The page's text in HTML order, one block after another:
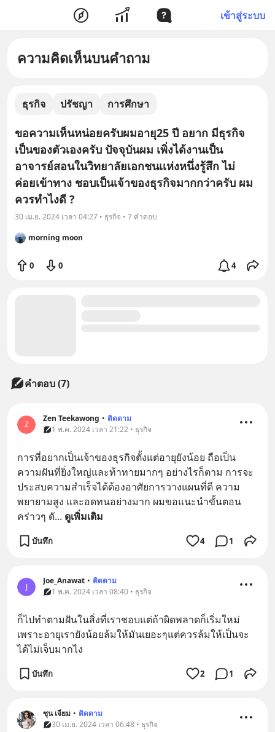
เข้าสู่ระบบ
ความคิดเห็นบนคำถาม
ธุรกิจ ปรัชญา การศึกษา
ขอความเห็นหน่อยครับผมอายุ25 ปี อยาก มีธุรกิจ
เป็นของตัวเองครับ ปัจจุบันผม เพิ่งได้งานเป็น
อาจารย์สอนในวิทยาลัยเอกชนเเห่งหนึ่งรู้สึก ไม่
ค่อยเข้าทาง ชอบเป็นเจ้าของธุรกิจมากกว่าครับ ผม
ควรทำไงดี ?
30 เม.ย. 2024 เวลา 04:27 • ธุรกิจ • 7 คำตอบ
morning moon
0 0 4
คำตอบ (7)
Z
Zen Teekawong • ติดตาม
1 พ.ค. 2024 เวลา 21:22 • ธุรกิจ
การที่อยากเป็นเจ้าของธุรกิจตั้งแต่อายุยังน้อย ถือเป็น
ความฝันที่ยิ่งใหญ่และท้าทายมากๆ อย่างไรก็ตาม การจะ
ประสบความสำเร็จได้ต้องอาศัยการวางแผนที่ดี ความ
พยายามสูง และอดทนอย่างมาก ผมขอแนะนำขั้นตอน
คร่าวๆ ดั... ดูเพิ่มเติม
บันทึก 4 1
J
Joe_Anawat • ติดตาม
1 พ.ค. 2024 เวลา 08:40 • ธุรกิจ
ก็ไปทำตามฝันในสิ่งที่เราชอบแต่ถ้าผิดพลาดก็เริ่มใหม่
เพราะอายุเรายังน้อยล้มให้มันเยอะๆแต่ควรล้มให้เป็นจะ
ได้ไม่เจ็บมากไง
บันทึก 2 1
ซุน เจียม • ติดตาม
30 เม.ย. 2024 เวลา 06:48 • ธุรกิจ